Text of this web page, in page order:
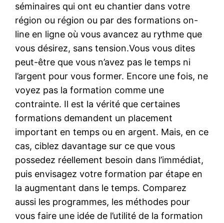
séminaires qui ont eu chantier dans votre
région ou région ou par des formations on-
line en ligne où vous avancez au rythme que
vous désirez, sans tension.Vous vous dites
peut-être que vous n’avez pas le temps ni
l’argent pour vous former. Encore une fois, ne
voyez pas la formation comme une
contrainte. Il est la vérité que certaines
formations demandent un placement
important en temps ou en argent. Mais, en ce
cas, ciblez davantage sur ce que vous
possedez réellement besoin dans l’immédiat,
puis envisagez votre formation par étape en
la augmentant dans le temps. Comparez
aussi les programmes, les méthodes pour
vous faire une idée de l’utilité de la formation